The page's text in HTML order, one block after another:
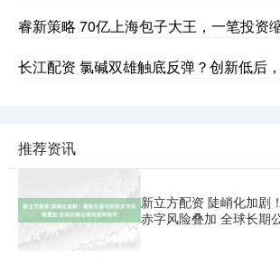
睿新策略 70亿上海包子大王，一笔投资
长江配资 氯碱双雄触底反弹？创新低后
推荐资讯
新立方配资 陡峭化加剧
赤字风险叠加 全球长期